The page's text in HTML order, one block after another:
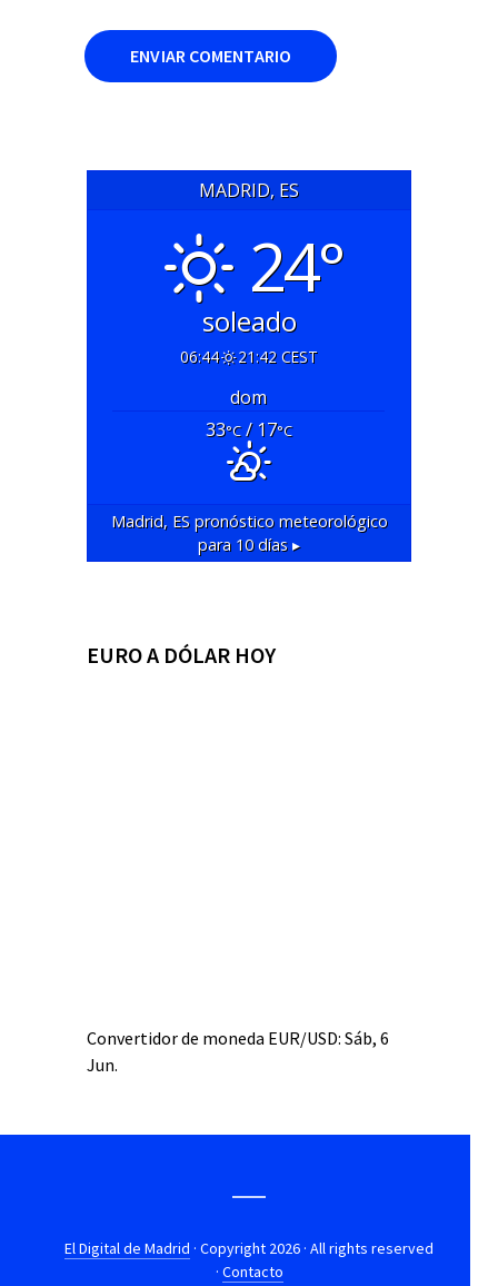
MADRID, ES
24°
soleado
06:44 21:42 CEST
dom
33°C/ 17°C
Madrid, ESpronóstico meteorológico
para 10 días ▸
EURO A DÓLAR HOY
Convertidor de moneda EUR/USD: Sáb, 6
Jun.
El Digital de Madrid · Copyright 2026 · All rights reserved
· Contacto